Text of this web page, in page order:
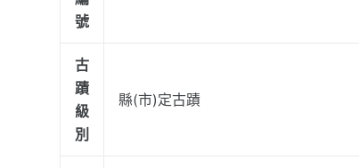
號
古
蹟
級
別
縣(市)定古蹟